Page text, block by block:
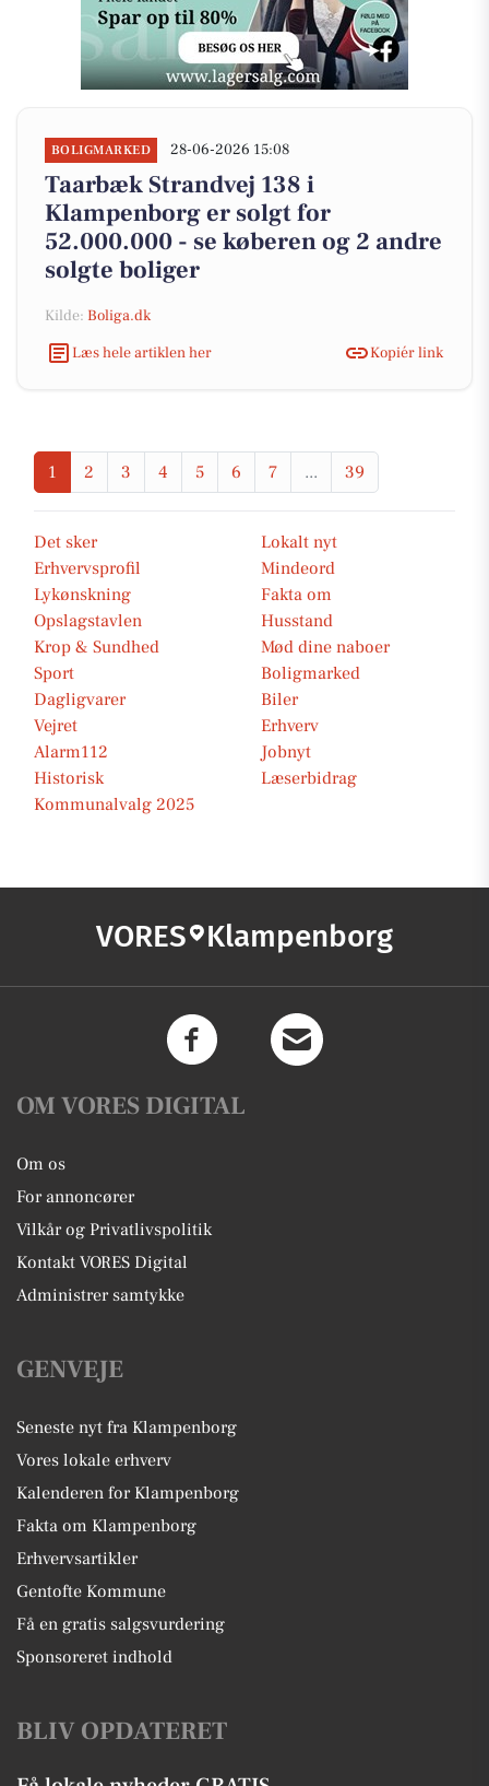
BOLIGMARKED 28-06-2026 15:08
Taarbæk Strandvej 138 i
Klampenborg er solgt for
52.000.000 - se køberen og 2 andre
solgte boliger
Kilde: Boliga.dk
Læs hele artiklen her
Kopiér link
1 2 3 4 5 6 7 ... 39
Det sker
Lokalt nyt
Erhvervsprofil
Mindeord
Lykønskning
Fakta om
Opslagstavlen
Husstand
Krop & Sundhed
Mød dine naboer
Sport
Boligmarked
Dagligvarer
Biler
Vejret
Erhverv
Alarm112
Jobnyt
Historisk
Læserbidrag
Kommunalvalg 2025
VORES Klampenborg
OM VORES DIGITAL
Om os
For annoncører
Vilkår og Privatlivspolitik
Kontakt VORES Digital
Administrer samtykke
GENVEJE
Seneste nyt fra Klampenborg
Vores lokale erhverv
Kalenderen for Klampenborg
Fakta om Klampenborg
Erhvervsartikler
Gentofte Kommune
Få en gratis salgsvurdering
Sponsoreret indhold
BLIV OPDATERET